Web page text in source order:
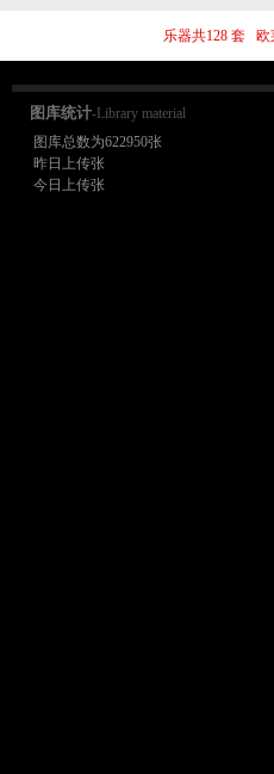
乐器共128 套
图库统计-Library material
图库总数为622950张
昨日上传张
今日上传张